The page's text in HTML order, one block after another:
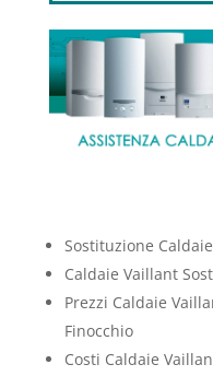
Sostituzione
Caldaie Vaillant
Prezzi Caldaie
Finocchio
Costi Caldaie